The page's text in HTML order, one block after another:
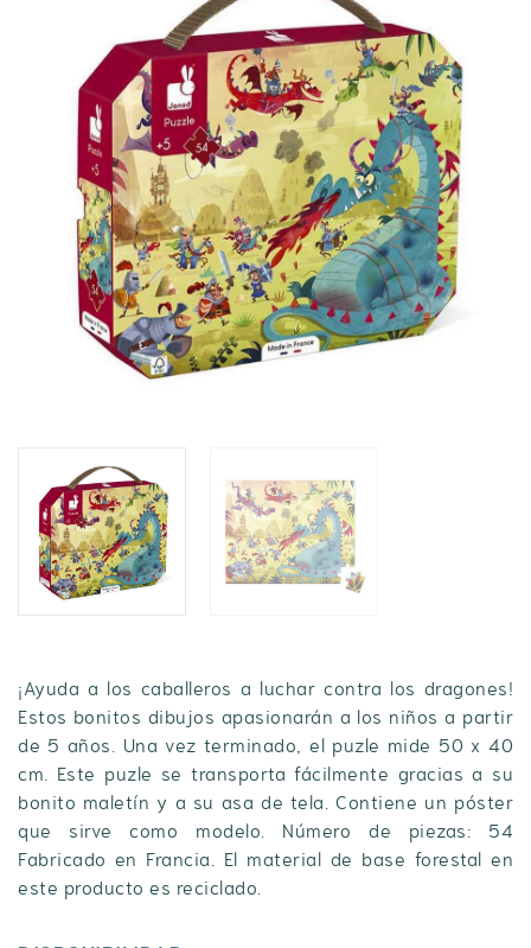
¡Ayuda a los caballeros a luchar contra los dragones!
Estos bonitos dibujos apasionarán a los niños a partir
de 5 años. Una vez terminado, el puzle mide 50 x 40
cm. Este puzle se transporta fácilmente gracias a su
bonito maletín y a su asa de tela. Contiene un póster
que sirve como modelo. Número de piezas: 54
Fabricado en Francia. El material de base forestal en
este producto es reciclado.